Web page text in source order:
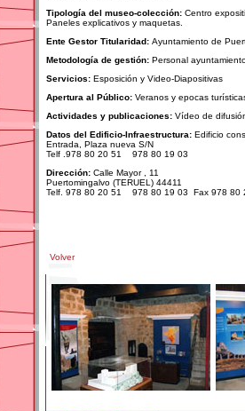
Tipología del museo-colección: Centro
Paneles explicativos y maquetas.
Ente Gestor Titularidad: Ayuntamiento de
Metodología de gestión: Personal
Servicios: Esposición y Video-Diapositivas
Apertura al Público: Veranos y epocas
Actividades y publicaciones: Vídeo de
Datos del Edificio-Infraestructura: Edificio
Entrada, Plaza nueva S/N
Telf .978 80 20 51 978 80 19 03
Dirección: Calle Mayor , 11
Puertomingalvo (TERUEL) 44411
Telf. 978 80 20 51 978 80 19 03 Fax 978 80
Volver